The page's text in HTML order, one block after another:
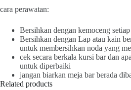
cara perawatan:
Bersihkan dengan kemoceng
Bersihkan dengan Lap atau kain
untuk membersihkan noda yang
cek secara berkala kursi bar dan
untuk diperbaiki
jangan biarkan meja bar berada
Related products